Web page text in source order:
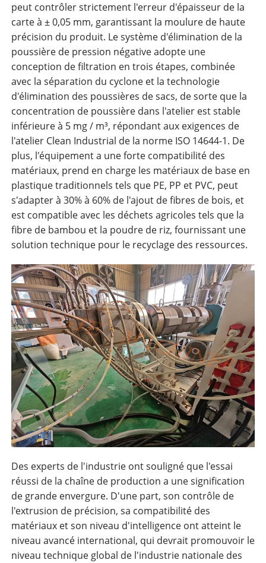
peut contrôler strictement l'erreur d'épaisseur de la
carte à ± 0,05 mm, garantissant la moulure de haute
précision du produit. Le système d'élimination de la
poussière de pression négative adopte une
conception de filtration en trois étapes, combinée
avec la séparation du cyclone et la technologie
d'élimination des poussières de sacs, de sorte que la
concentration de poussière dans l'atelier est stable
inférieure à 5 mg / m³, répondant aux exigences de
l'atelier Clean Industrial de la norme ISO 14644-1. De
plus, l'équipement a une forte compatibilité des
matériaux, prend en charge les matériaux de base en
plastique traditionnels tels que PE, PP et PVC, peut
s'adapter à 30% à 60% de l'ajout de fibres de bois, et
est compatible avec les déchets agricoles tels que la
fibre de bambou et la poudre de riz, fournissant une
solution technique pour le recyclage des ressources.
Des experts de l'industrie ont souligné que l'essai
réussi de la chaîne de production a une signification
de grande envergure. D'une part, son contrôle de
l'extrusion de précision, sa compatibilité des
matériaux et son niveau d'intelligence ont atteint le
niveau avancé international, qui devrait promouvoir le
niveau technique global de l'industrie nationale des